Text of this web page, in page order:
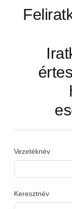
Vezetéknév
Keresztnév